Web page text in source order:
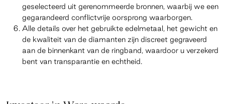
geselecteerd uit gerenommeerde bronnen, waarbij we een
gegarandeerd conflictvrije oorsprong waarborgen.
Alle details over het gebruikte edelmetaal, het gewicht en
de kwaliteit van de diamanten zijn discreet gegraveerd
aan de binnenkant van de ringband, waardoor u verzekerd
bent van transparantie en echtheid.